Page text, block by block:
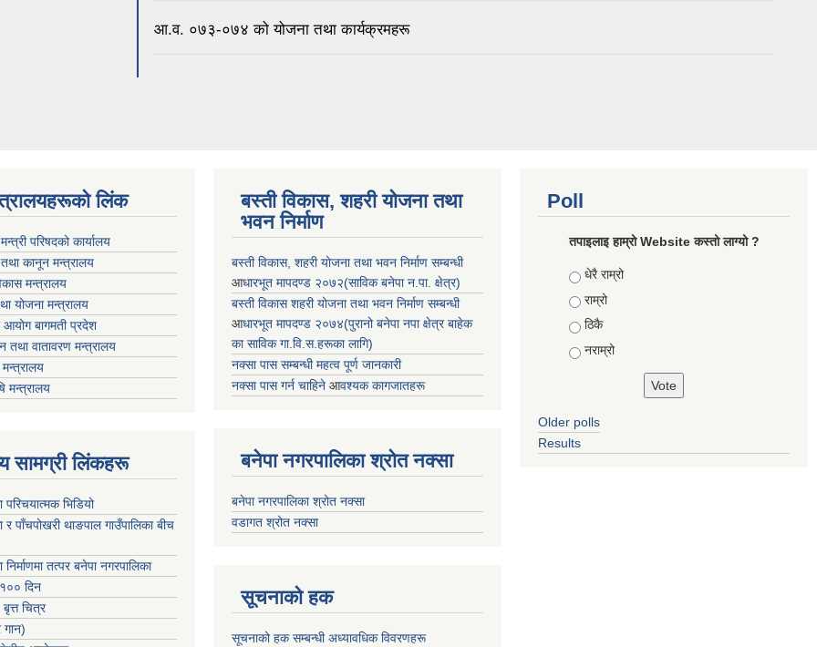
आ.व. ०७३-०७४ को योजना तथा कार्यक्रमहरू
लिंक
परिषदको कार्यालय
तथा कानून मन्त्रालय
मन्त्रालय
योजना मन्त्रालय
आयोग बागमती प्रदेश
तथा वातावरण मन्त्रालय
मन्त्रालय
सामग्री लिंकहरू
परिचयात्मक भिडियो
र पाँचपोखरी थाङपाल गाउँपालिका बीच
तत्पर बनेपा नगरपालिका
दिन
बृत्त चित्र
गान)
बस्ती विकास, शहरी योजना तथा
भवन निर्माण
बस्ती विकास, शहरी योजना तथा भवन निर्माण सम्बन्धी
आधारभूत मापदण्ड २०७२(साविक बनेपा न.पा. क्षेत्र)
बस्ती विकास शहरी योजना तथा भवन निर्माण सम्बन्धी
आधारभूत मापदण्ड २०७४(पुरानो बनेपा नपा क्षेत्र बाहेक
का साविक गा.वि.स.हरूका लागि)
नक्सा पास सम्बन्धी महत्व पूर्ण जानकारी
नक्सा पास गर्न चाहिने आवश्यक कागजातहरू
बनेपा नगरपालिका श्रोत नक्सा
बनेपा नगरपालिका श्रोत नक्सा
वडागत श्रोत नक्सा
सूचनाको हक
सूचनाको हक सम्बन्धी अध्यावधिक विवरणहरू
Poll
तपाइलाइ हाम्रो Website कस्तो लाग्यो ?
Choices
धेरै राम्रो
राम्रो
ठिकै
नराम्रो
Older polls
Results